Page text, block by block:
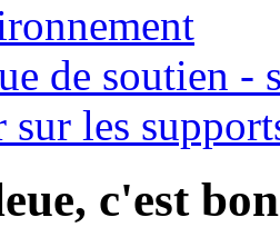
de soutien -
sur les
c'est